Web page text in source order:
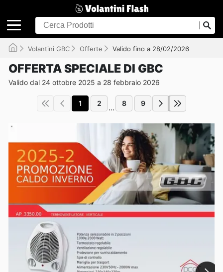
Volantini GBC Offerte Valido fino a 28/02/2026
OFFERTA SPECIALE DI GBC
Valido dal 24 ottobre 2025 a 28 febbraio 2026
1 2 ... 8 9